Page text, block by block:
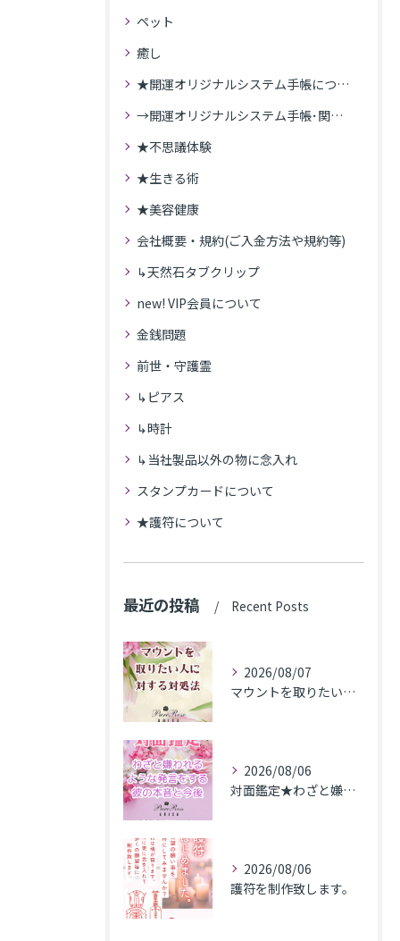
ペット
癒し
★開運オリジナルシステム手帳について
→開運オリジナルシステム手帳･関連記事
★不思議体験
★生きる術
★美容健康
会社概要・規約(ご入金方法や規約等)
↳天然石タブクリップ
new! VIP会員について
金銭問題
前世・守護霊
↳ピアス
↳時計
↳当社製品以外の物に念入れ
スタンプカードについて
★護符について
最近の投稿 Recent Posts
2026/08/07
マウントを取りたい人に対する対処法
2026/08/06
対面鑑定★わざと嫌われるような発言をする彼の本音と今後★埼玉県M.K様
2026/08/06
護符を制作致します。